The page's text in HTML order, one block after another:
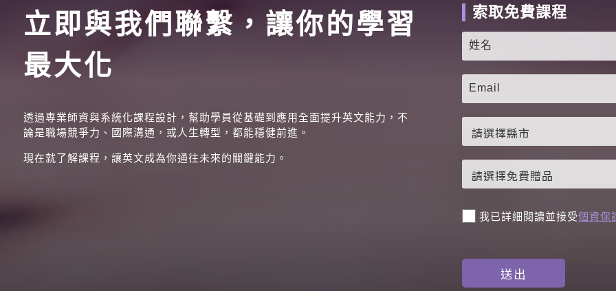
立即與我們聯繫，讓你的學習
最大化
透過專業師資與系統化課程設計，幫助學員從基礎到應用全面提升英文能力，不
論是職場競爭力、國際溝通，或人生轉型，都能穩健前進。
現在就了解課程，讓英文成為你通往未來的關鍵能力。
索取免費課程
我已詳細閱讀並接受個資保